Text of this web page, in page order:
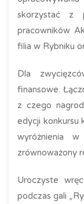
skorzystać z
pracowników
filia w Rybniku
Dla
finansowe.
z czego
edycji konkursu
wyróżnienia
zrównoważony
Uroczyste
podczas gali